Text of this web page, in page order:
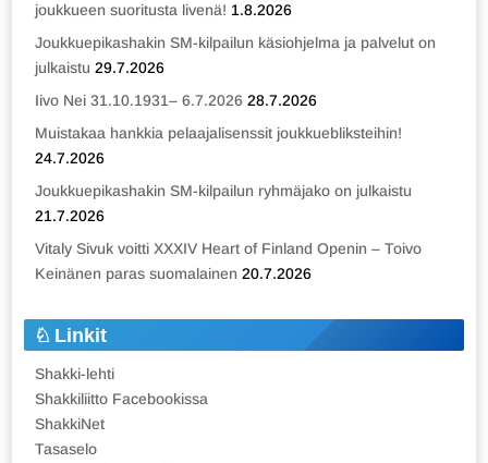
joukkueen suoritusta livenä! 1.8.2026
Joukkuepikashakin SM-kilpailun käsiohjelma ja palvelut on
julkaistu 29.7.2026
Iivo Nei 31.10.1931– 6.7.2026 28.7.2026
Muistakaa hankkia pelaajalisenssit joukkuebliksteihin!
24.7.2026
Joukkuepikashakin SM-kilpailun ryhmäjako on julkaistu
21.7.2026
Vitaly Sivuk voitti XXXIV Heart of Finland Openin – Toivo
Keinänen paras suomalainen 20.7.2026
Linkit
Shakki-lehti
Shakkiliitto Facebookissa
ShakkiNet
Tasaselo